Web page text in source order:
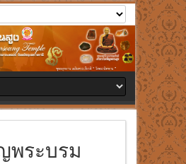
พระบรม